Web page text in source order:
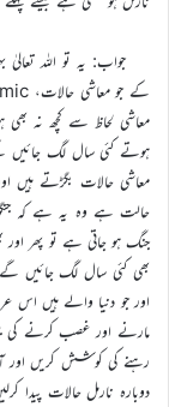
جواب: یہ تو اللہ
ہوتے کئی سال لگ جائیں
معاشی حالات بگڑتے ہیں
حالت ہے وہ یہ ہے کہ
جنگ ہو جاتی ہے تو پھر
بھی کئی سال لگ جائیں
اور جو دنیا والے ہیں
مارنے اور غصب کرنے کی
رہنے کی کوشش کریں اور
دوبارہ نارمل حالات پیدا